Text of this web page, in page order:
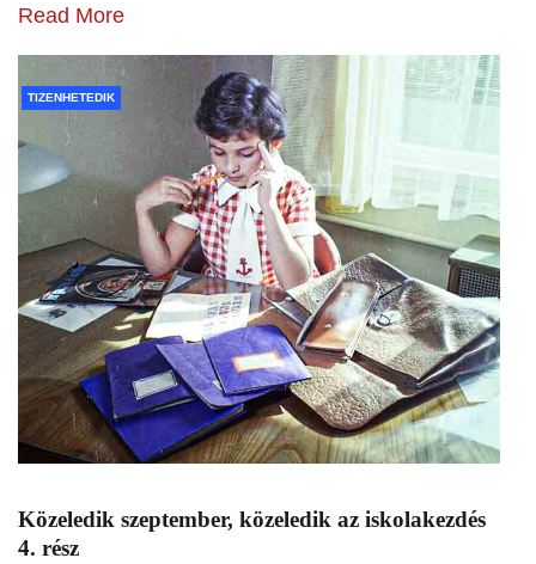
Read More
TIZENHETEDIK
Közeledik szeptember, közeledik az iskolakezdés
4. rész